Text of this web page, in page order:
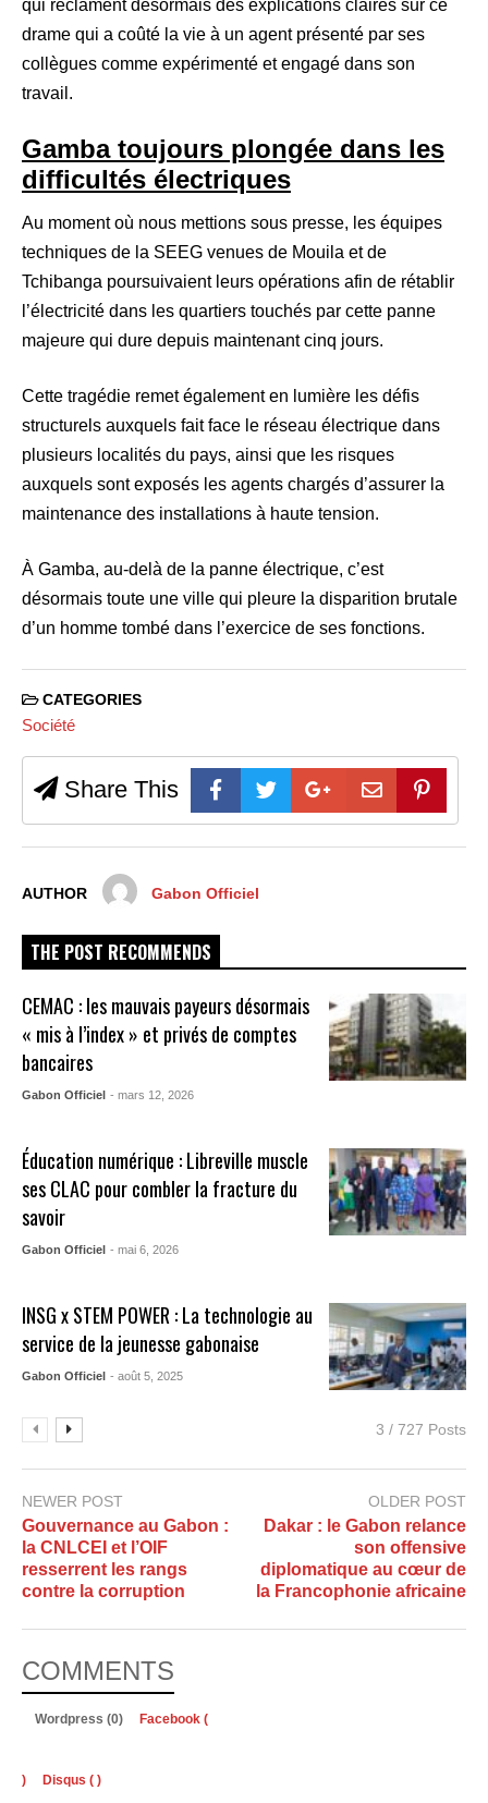
qui réclament désormais des explications claires sur ce
drame qui a coûté la vie à un agent présenté par ses
collègues comme expérimenté et engagé dans son
travail.
Gamba toujours plongée dans les
difficultés électriques
Au moment où nous mettions sous presse, les équipes
techniques de la SEEG venues de Mouila et de
Tchibanga poursuivaient leurs opérations afin de rétablir
l’électricité dans les quartiers touchés par cette panne
majeure qui dure depuis maintenant cinq jours.
Cette tragédie remet également en lumière les défis
structurels auxquels fait face le réseau électrique dans
plusieurs localités du pays, ainsi que les risques
auxquels sont exposés les agents chargés d’assurer la
maintenance des installations à haute tension.
À Gamba, au-delà de la panne électrique, c’est
désormais toute une ville qui pleure la disparition brutale
d’un homme tombé dans l’exercice de ses fonctions.
CATEGORIES
Société
Share This
AUTHOR Gabon Officiel
THE POST RECOMMENDS
CEMAC : les mauvais payeurs désormais
« mis à l’index » et privés de comptes
bancaires
Gabon Officiel - mars 12, 2026
Éducation numérique : Libreville muscle
ses CLAC pour combler la fracture du
savoir
Gabon Officiel - mai 6, 2026
INSG x STEM POWER : La technologie au
service de la jeunesse gabonaise
Gabon Officiel - août 5, 2025
3 / 727 Posts
NEWER POST
Gouvernance au Gabon :
la CNLCEI et l’OIF
resserrent les rangs
contre la corruption
OLDER POST
Dakar : le Gabon relance
son offensive
diplomatique au cœur de
la Francophonie africaine
COMMENTS
Wordpress (0) Facebook (
) Disqus ( )